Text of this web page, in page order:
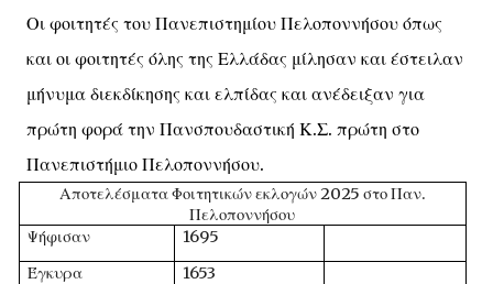
Οι φοιτητές του Πανεπιστημίου Πελοποννήσου όπως
και οι φοιτητές όλης της Ελλάδας μίλησαν και έστειλαν
μήνυμα διεκδίκησης και ελπίδας και ανέδειξαν για
πρώτη φορά την Πανσπουδαστική Κ.Σ. πρώτη στο
Πανεπιστήμιο Πελοποννήσου.
Αποτελέσματα Φοιτητικών εκλογών 2025 στο Παν.
Πελοποννήσου
Ψήφισαν
1695
Έγκυρα
1653